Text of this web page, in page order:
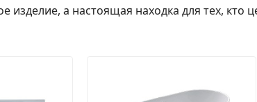
изделие, а настоящая находка для тех, кто